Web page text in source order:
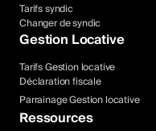
Tarifs syndic
Changer de syndic
Gestion Locative
Tarifs Gestion locative
Déclaration fiscale
Parrainage Gestion locative
Ressources